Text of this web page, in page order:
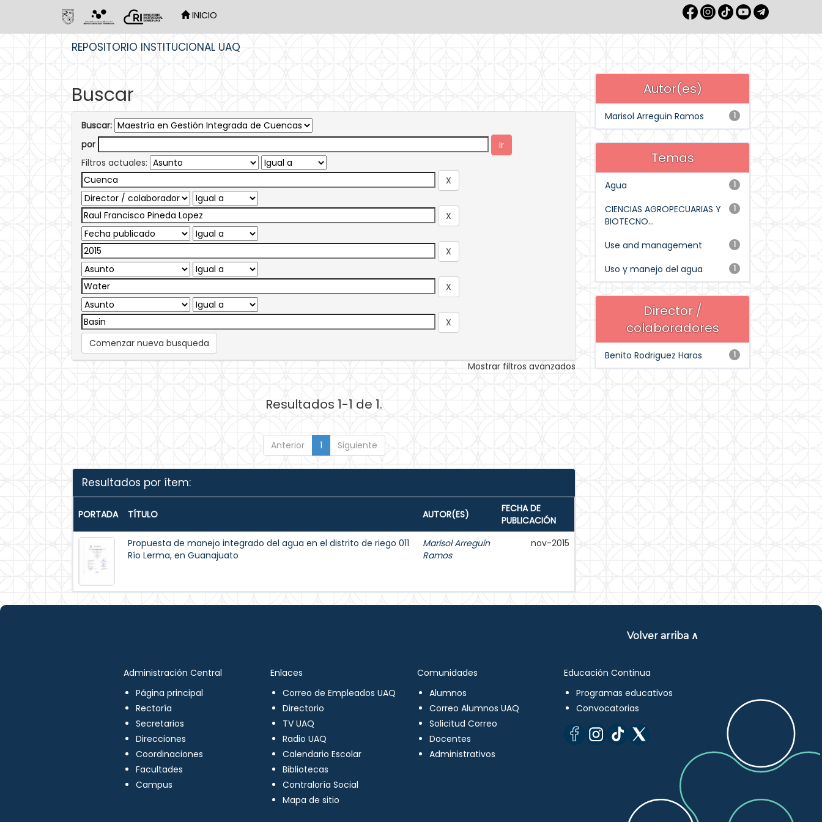
INICIO
REPOSITORIO INSTITUCIONAL UAQ
Buscar
Buscar:
por
Filtros actuales:
Comenzar nueva busqueda
Mostrar filtros avanzados
Resultados 1-1 de 1.
Anterior 1 Siguiente
Resultados por ítem:
PORTADA TÍTULO AUTOR(ES)
FECHA DE
PUBLICACIÓN
Propuesta de manejo integrado del agua en el distrito de riego 011
Río Lerma, en Guanajuato
Marisol Arreguin
Ramos
nov-2015
Autor(es)
1
Marisol Arreguin Ramos
Temas
1
Agua
1
CIENCIAS AGROPECUARIAS Y
BIOTECNO...
1
Use and management
1
Uso y manejo del agua
Director /
colaboradores
1
Benito Rodriguez Haros
Volver arriba ∧
Administración Central
Página principal
Rectoría
Secretarios
Direcciones
Coordinaciones
Facultades
Campus
Enlaces
Correo de Empleados UAQ
Directorio
TV UAQ
Radio UAQ
Calendario Escolar
Bibliotecas
Contraloría Social
Mapa de sitio
Comunidades
Alumnos
Correo Alumnos UAQ
Solicitud Correo
Docentes
Administrativos
Educación Continua
Programas educativos
Convocatorias